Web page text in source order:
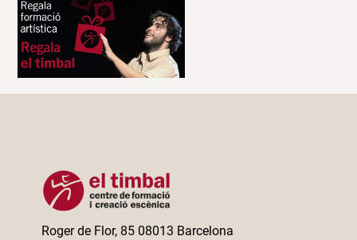
Roger de Flor, 85 08013 Barcelona